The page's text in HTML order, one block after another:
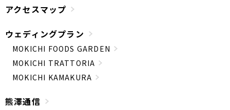
アクセスマップ
ウェディングプラン
MOKICHI FOODS GARDEN
MOKICHI TRATTORIA
MOKICHI KAMAKURA
熊澤通信